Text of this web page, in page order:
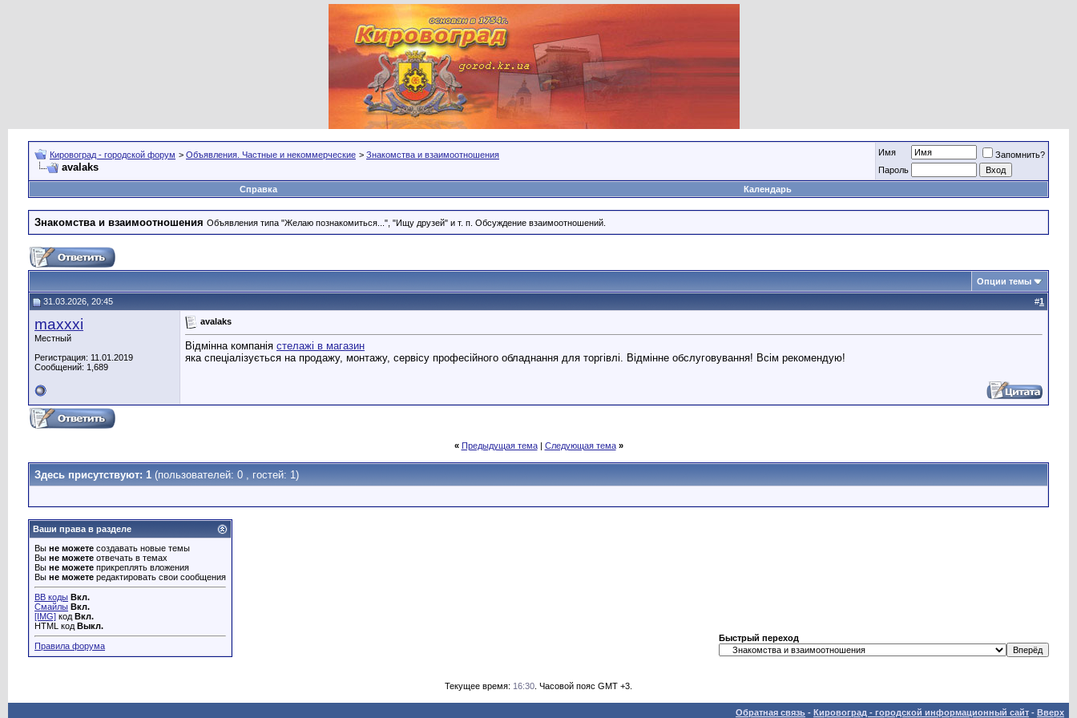
Кировоград - городской форум > Объявления. Частные и некоммерческие > Знакомства и взаимоотношения
avalaks
Имя
Запомнить?
Пароль
Справка
Календарь
Знакомства и взаимоотношения Объявления типа "Желаю познакомиться...", "Ищу друзей" и т. п. Обсуждение взаимоотношений.
Опции темы
31.03.2026, 20:45 #1
maxxxi
Местный
Регистрация: 11.01.2019
Сообщений: 1,689
avalaks
Відмінна компанія стелажі в магазин
яка спеціалізується на продажу, монтажу, сервісу професійного обладнання для торгівлі. Відмінне обслуговування! Всім рекомендую!
« Предыдущая тема| Следующая тема »
Здесь присутствуют: 1 (пользователей: 0 , гостей: 1)
Ваши права в разделе
Вы не можете создавать новые темы
Вы не можете отвечать в темах
Вы не можете прикреплять вложения
Вы не можете редактировать свои сообщения
BB коды Вкл.
Смайлы Вкл.
[IMG] код Вкл.
HTML код Выкл.
Правила форума
Быстрый переход
Текущее время: 16:30 . Часовой пояс GMT +3.
Обратная связь - Кировоград - городской информационный сайт - Вверх